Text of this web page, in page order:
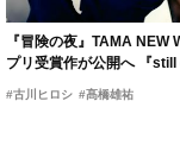
『冒険の夜』TAMA NEW
プリ受賞作が公開へ 『
時上映決定
#古川ヒロシ #髙橋雄祐